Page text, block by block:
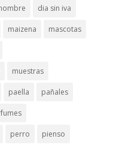
dia sin iva
maizena mascotas
muestras
paella pañales
perro pienso